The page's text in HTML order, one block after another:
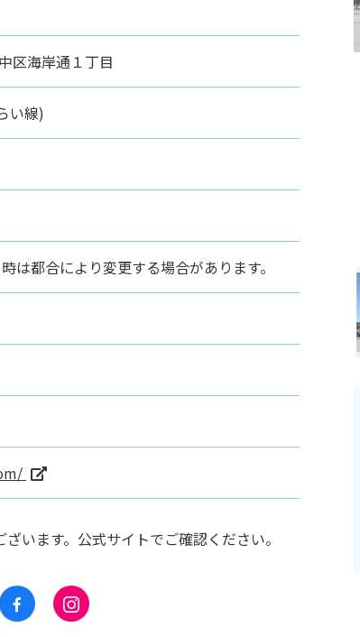
区海岸通１丁目
い線)
都合により変更する場合があります。
います。公式サイトでご確認ください。